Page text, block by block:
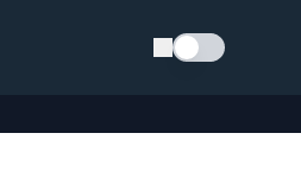
Schimba tema